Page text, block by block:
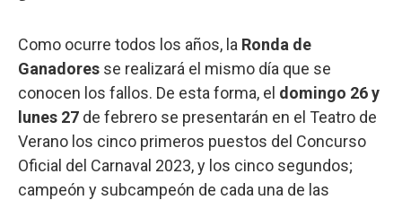
Como ocurre todos los años, la Ronda de
Ganadores se realizará el mismo día que se
conocen los fallos. De esta forma, el domingo 26 y
lunes 27 de febrero se presentarán en el Teatro de
Verano los cinco primeros puestos del Concurso
Oficial del Carnaval 2023, y los cinco segundos;
campeón y subcampeón de cada una de las